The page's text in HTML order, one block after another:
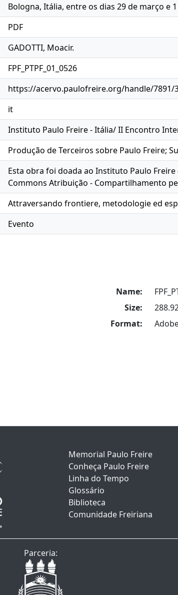
Bologna, Itália, entre os dias 29 de março e
PDF
GADOTTI, Moacir.
FPF_PTPF_01_0526
https://acervo.paulofreire.org/handle/7891/
it
Instituto Paulo Freire - Itália/ II Encontro
Produção de Terceiros sobre Paulo Freire;
Esta obra foi doada ao Instituto Paulo
Commons Atribuição - Compartilhamento
Attraversando frontiere, metodologie ed
Evento
Name:
Size:
Format:
Memorial Paulo Freire
Conheça Paulo Freire
Linha do Tempo
Glossário
Biblioteca
Comunidade Freiriana
Parceria: